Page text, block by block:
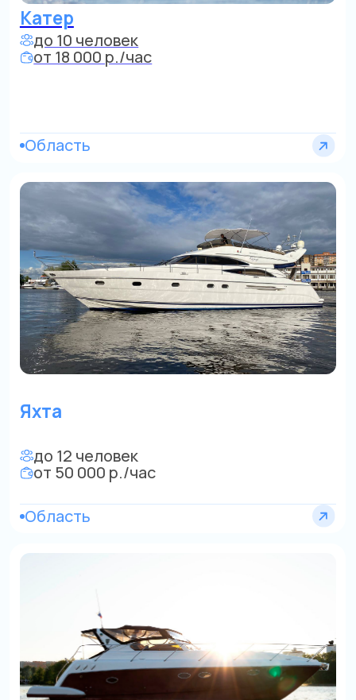
Яхта
до 10 человек
от 25 000 р./час
круизы)